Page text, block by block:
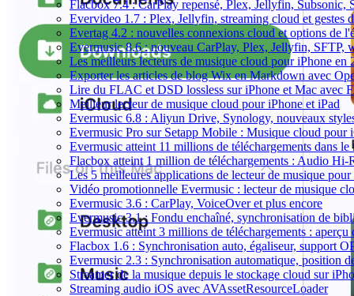
Flacbox 7.4 : CarPlay repensé, Plex, Jellyfin, Subsonic,
Evervideo 1.7 : Plex, Jellyfin, streaming cloud et gestes
Evertag 4.2 : nouvelles connexions cloud et options de
Evermusic 8.6 : nouveau CarPlay, Plex, Jellyfin, SFTP,
Les meilleurs lecteurs de musique cloud pour iPhone en
Exporter les articles de blog Wix en Markdown avec
Lire du FLAC et DSD lossless sur iPhone et Mac avec
Meilleur lecteur de musique cloud pour iPhone et iPad
Evermusic 6.8 : Aliyun Drive, Synology, nouveaux
Evermusic Pro sur Setapp Mobile : Musique cloud pour
Evermusic atteint 11 millions de téléchargements dans le
Flacbox atteint 1 million de téléchargements : Audio Hi-
Les 5 meilleures applications de lecteur de musique
Vidéo promotionnelle Evermusic : lecteur de musique
Evermusic 3.6 : CarPlay, VoiceOver et plus encore
Evermusic 3.1 : Fondu enchaîné, synchronisation de
Evermusic atteint 3 millions de téléchargements : aperçu
Flacbox 1.6 : Synchronisation auto, égaliseur, support
Evermusic 2.3 : Synchronisation automatique, position
Streamer de la musique depuis le stockage cloud sur
Streaming audio iOS avec AVAssetResourceLoader